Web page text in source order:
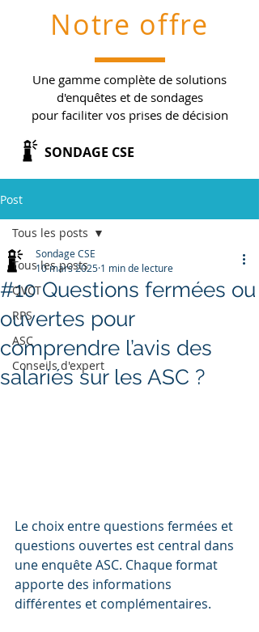
SONDAGE CSE
Notre offre
Une gamme complète de solutions
d'enquêtes et de sondages
pour faciliter vos prises de décision
Post
Tous les posts
QVCT
RPS
ASC
Conseils d'expert
Tous les posts
#10 Questions fermées ou
ouvertes pour
comprendre l’avis des
salariés sur les ASC ?
Sondage CSE
10 mars 2025 1 min de lecture
Le choix entre questions fermées et
questions ouvertes est central dans
une enquête ASC. Chaque format
apporte des informations
différentes et complémentaires.